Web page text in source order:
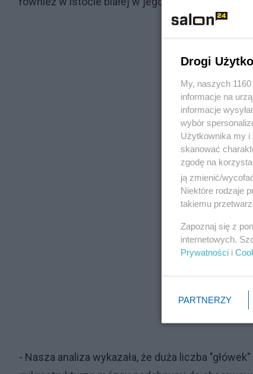
- Nasza analiza wykazała, że duża liczba
Drogi
My, naszych
informacje na
informacje
wybór
Użytkownika my i
skanować
zgodę na
ją zmienić/
Niektóre rodzaje
takiemu
Zapoznaj się z
internetowych.
Prywatności i
PARTNERZY